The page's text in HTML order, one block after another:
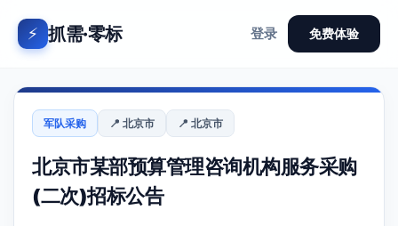
⚡ 抓需·零标 登录 免费体验
军队采购 📍 北京市 📍 北京市
北京市某部预算管理咨询机构服务采购
(二次)招标公告